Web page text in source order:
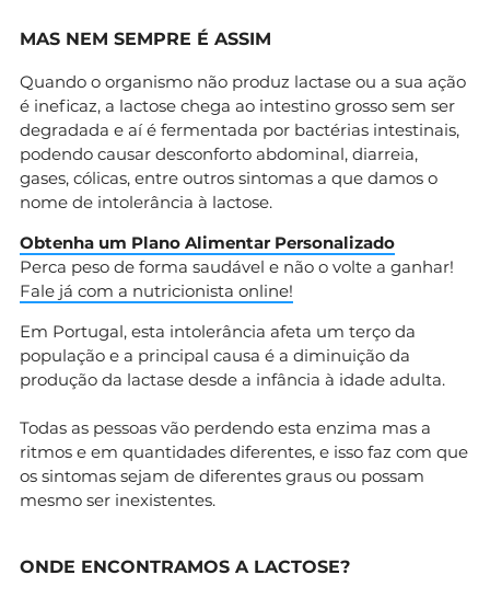
MAS NEM SEMPRE É ASSIM
Quando o organismo não produz lactase ou a sua ação
é ineficaz, a lactose chega ao intestino grosso sem ser
degradada e aí é fermentada por bactérias intestinais,
podendo causar desconforto abdominal, diarreia,
gases, cólicas, entre outros sintomas a que damos o
nome de intolerância à lactose.
Obtenha um Plano Alimentar Personalizado
Perca peso de forma saudável e não o volte a ganhar!
Fale já com a nutricionista online!
Em Portugal, esta intolerância afeta um terço da
população e a principal causa é a diminuição da
produção da lactase desde a infância à idade adulta.
Todas as pessoas vão perdendo esta enzima mas a
ritmos e em quantidades diferentes, e isso faz com que
os sintomas sejam de diferentes graus ou possam
mesmo ser inexistentes.
ONDE ENCONTRAMOS A LACTOSE?